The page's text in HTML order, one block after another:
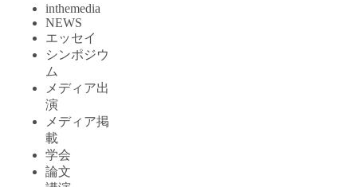
inthemedia
NEWS
エッセイ
シンポジウ
ム
メディア出
演
メディア掲
載
学会
論文